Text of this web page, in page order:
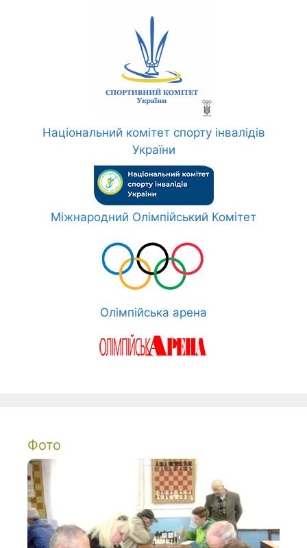
Національний комітет спорту інвалідів
України
Міжнародний Олімпійський Комітет
Олімпійська арена
Фото